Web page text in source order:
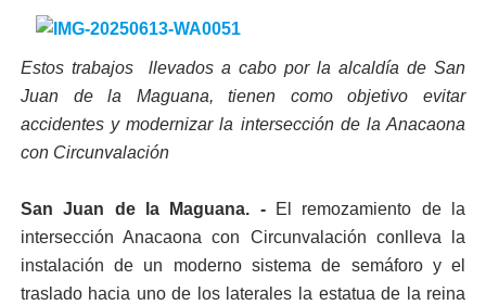
Estos trabajos llevados a cabo por la alcaldía de San
Juan de la Maguana, tienen como objetivo evitar
accidentes y modernizar la intersección de la Anacaona
con Circunvalación
San Juan de la Maguana. -El remozamiento de la
intersección Anacaona con Circunvalación conlleva la
instalación de un moderno sistema de semáforo y el
traslado hacia uno de los laterales la estatua de la reina